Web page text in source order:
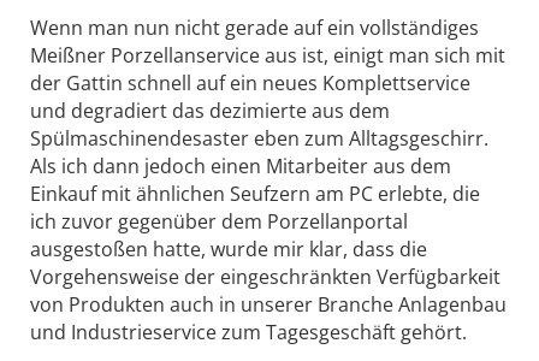
Wenn man nun nicht gerade auf ein vollständiges
Meißner Porzellanservice aus ist, einigt man sich mit
der Gattin schnell auf ein neues Komplettservice
und degradiert das dezimierte aus dem
Spülmaschinendesaster eben zum Alltagsgeschirr.
Als ich dann jedoch einen Mitarbeiter aus dem
Einkauf mit ähnlichen Seufzern am PC erlebte, die
ich zuvor gegenüber dem Porzellanportal
ausgestoßen hatte, wurde mir klar, dass die
Vorgehensweise der eingeschränkten Verfügbarkeit
von Produkten auch in unserer Branche Anlagenbau
und Industrieservice zum Tagesgeschäft gehört.